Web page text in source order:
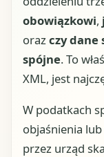
obowiązkowi,
orazczy dane
spójne. To
XML, jest
W podatkach
objaśnienia
przez urząd